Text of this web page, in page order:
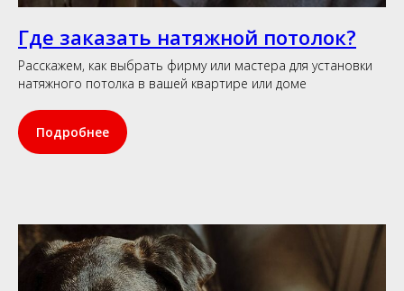
Где заказать натяжной потолок?
Расскажем, как выбрать фирму или мастера для установки
натяжного потолка в вашей квартире или доме
Подробнее